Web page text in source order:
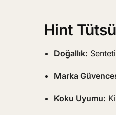
Hint
Doğallık:
Marka
Koku Uyumu: